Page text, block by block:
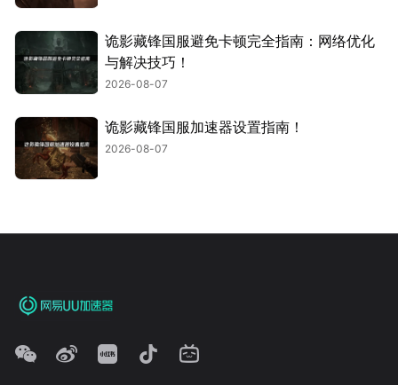
诡影藏锋国服避免卡顿完全指南：网络优化
与解决技巧！
2026-08-07
诡影藏锋国服加速器设置指南！
2026-08-07